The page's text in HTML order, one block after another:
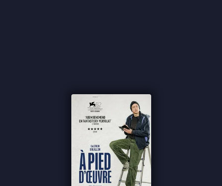
met acteur Bastien Bouillon, die Paul met een stille
vastberadenheid vertolkt, schetst ze een
kwetsbaar portret van een man die koste wat kost
trouw blijft aan zijn kunstenaarschap.
Een bescheiden, zachtmoedig en al te menselijk
Cinemagazine
''Een aangenaam anekdotische vertelstructuur''
★★★ de Volkskrant